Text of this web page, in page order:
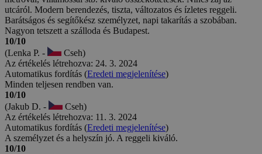
utcáról. Modern berendezés, tiszta, változatos és ízletes reggeli.
Barátságos és segítőkész személyzet, napi takarítás a szobában.
Nagyon tetszett a szálloda és Budapest.
10/10
(Lenka P. -
Cseh)
Az értékelés létrehozva: 24. 3. 2024
Automatikus fordítás (Eredeti megjelenítése)
Minden teljesen rendben van.
10/10
(Jakub D. -
Cseh)
Az értékelés létrehozva: 11. 3. 2024
Automatikus fordítás (Eredeti megjelenítése)
A személyzet és a helyszín jó. A reggeli kiváló.
10/10